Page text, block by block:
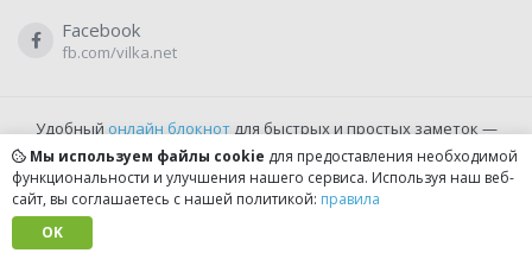
Facebook
fb.com/vilka.net
Удобный онлайн блокнотдля быстрых и простых заметок —
бесплатно и доступно прямо из браузера.
Мы используем файлы cookie для предоставления необходимой
функциональности и улучшения нашего сервиса. Используя наш веб-
сайт, вы соглашаетесь с нашей политикой: правила
OK